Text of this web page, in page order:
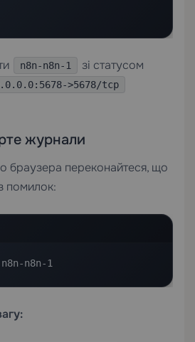
n8n-n8n-1 зі статусом
>5678/tcp
журнали
браузера переконайтеся, що
помилок:
n8n-1